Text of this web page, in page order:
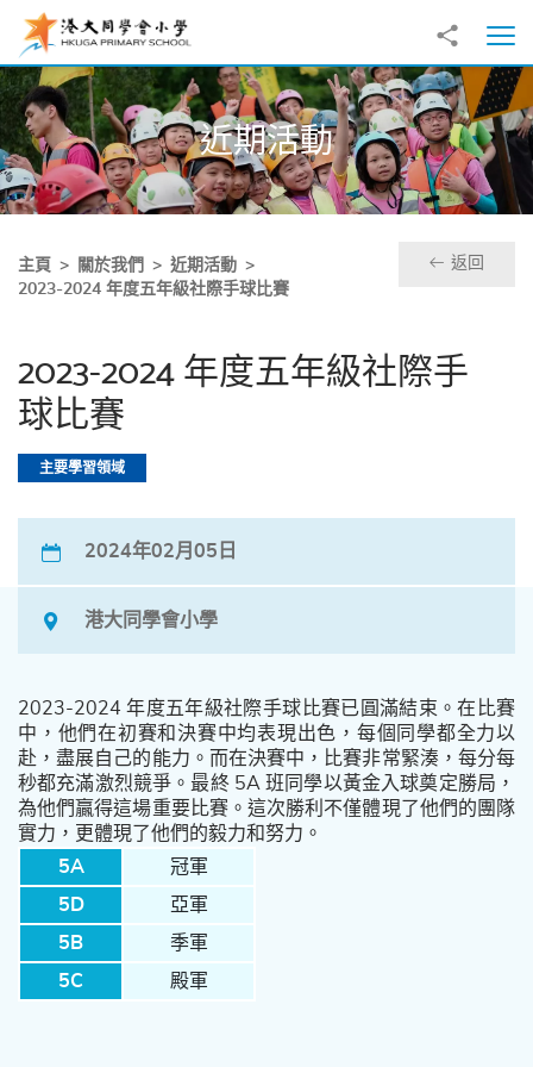
跳至主內容
分享到
打
近期活動
主頁 關於我們
近期活動
2023-2024 年度五年級社際手球比賽
返回
2023-2024 年度五年級社際手
球比賽
主要學習領域
2024年02月05日
港大同學會小學
2023-2024 年度五年級社際手球比賽已圓滿結束。在比賽
中，他們在初賽和決賽中均表現出色，每個同學都全力以
赴，盡展自己的能力。而在決賽中，比賽非常緊湊，每分每
秒都充滿激烈競爭。最終 5A 班同學以黃金入球奠定勝局，
為他們贏得這場重要比賽。這次勝利不僅體現了他們的團隊
實力，更體現了他們的毅力和努力。
5A
冠軍
5D
亞軍
5B
季軍
5C
殿軍